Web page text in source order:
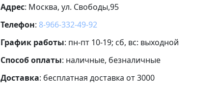
Адрес: Москва, ул. Свободы,95
Телефон: 8-966-332-49-92
График работы: пн-пт 10-19; сб, вс: выходной
Способ оплаты: наличные, безналичные
Доставка: бесплатная доставка от 3000